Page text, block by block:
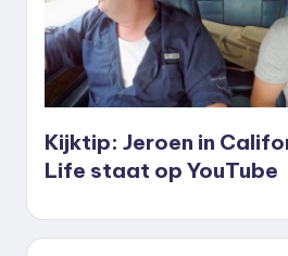
Kijktip: Jeroen in
Life staat op YouTube